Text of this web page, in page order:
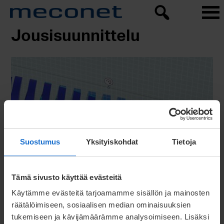
Suostumus Yksityiskohdat Tietoja
Tämä sivusto käyttää evästeitä
Käytämme evästeitä tarjoamamme sisällön ja mainosten
räätälöimiseen, sosiaalisen median ominaisuuksien
tukemiseen ja kävijämäärämme analysoimiseen. Lisäksi
Jousisuunnittelu
Joustavasti jousikaupoille
Uudistunut jousikauppa helpottaa